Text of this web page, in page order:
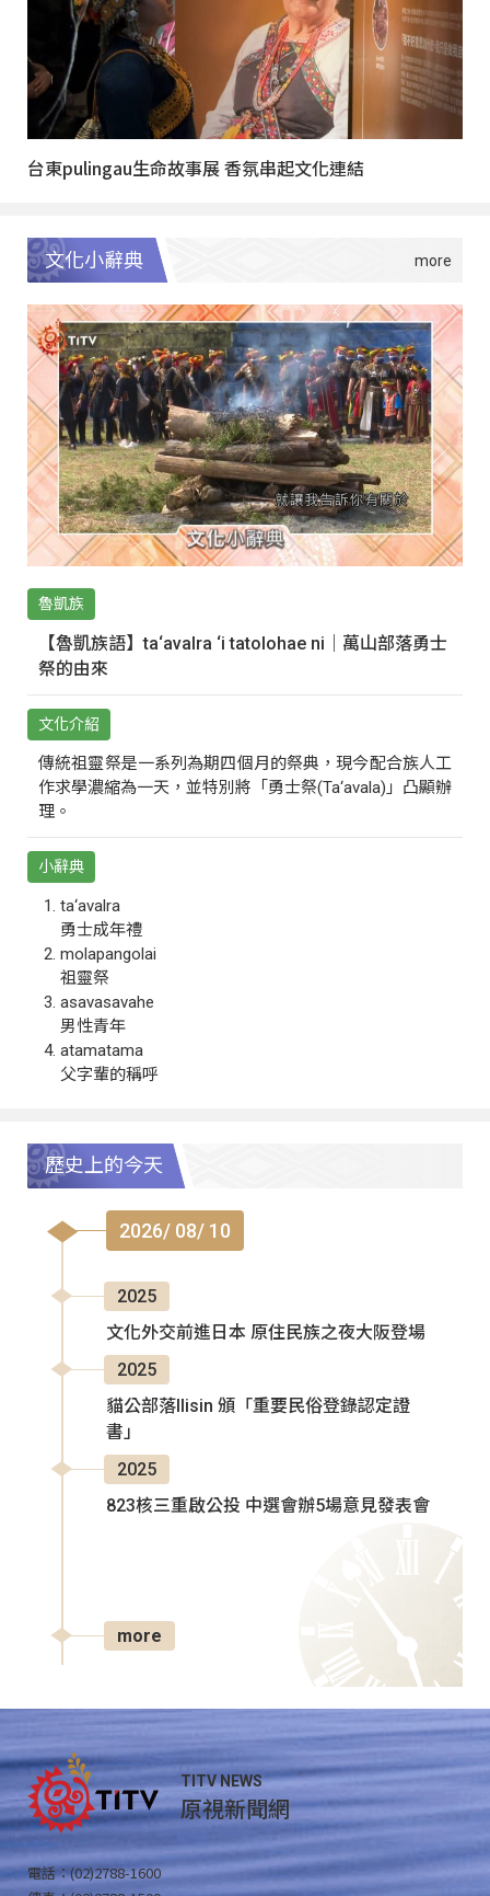
台東pulingau生命故事展 香氛串起文化連結
文化小辭典
魯凱族
【魯凱族語】ta‘avalra ‘i tatolohae ni｜萬山部落勇士
祭的由來
文化介紹
傳統祖靈祭是一系列為期四個月的祭典，現今配合族人工
作求學濃縮為一天，並特別將「勇士祭(Ta‘avala)」凸顯辦
理。
小辭典
ta‘avalra
勇士成年禮
molapangolai
祖靈祭
asavasavahe
男性青年
atamatama
父字輩的稱呼
歷史上的今天
2026/ 08/ 10
2025
文化外交前進日本 原住民族之夜大阪登場
2025
貓公部落Ilisin 頒「重要民俗登錄認定證
書」
2025
823核三重啟公投 中選會辦5場意見發表會
more
TITV NEWS
原視新聞網
電話：(02)2788-1600